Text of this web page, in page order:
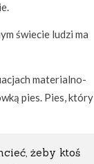
świecie ludzi ma
materialno-
pies. Pies, który
żeby ktoś